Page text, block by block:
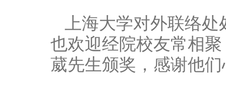
上海大学对外联络
也欢迎经院校友常相
葳先生颁奖，感谢他